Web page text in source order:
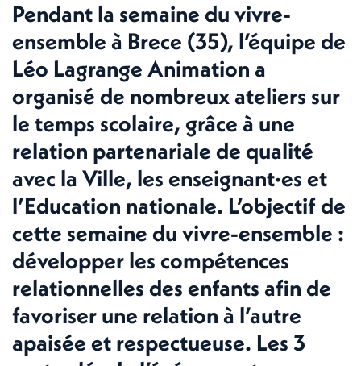
Pendant la semaine du vivre-
ensemble à Brece (35), l’équipe de
Léo Lagrange Animation a
organisé de nombreux ateliers sur
le temps scolaire, grâce à une
relation partenariale de qualité
avec la Ville, les enseignant·es et
l’Education nationale. L’objectif de
cette semaine du vivre-ensemble :
développer les compétences
relationnelles des enfants afin de
favoriser une relation à l’autre
apaisée et respectueuse. Les 3